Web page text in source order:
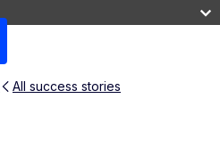
All success stories